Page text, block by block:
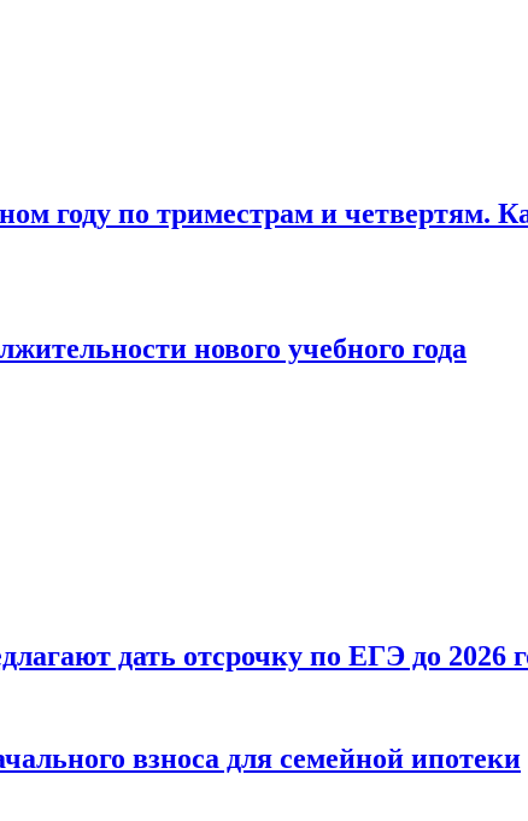
году по триместрам и четвертям.
нового учебного года
дать отсрочку по ЕГЭ до 2026
взноса для семейной ипотеки